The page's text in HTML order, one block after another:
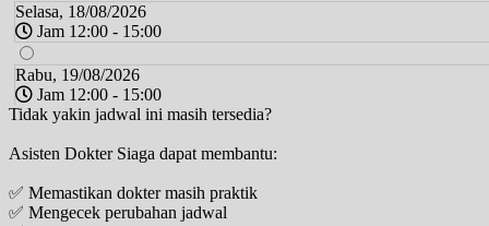
Selasa, 18/08/2026
Jam 12:00 - 15:00
Rabu, 19/08/2026
Jam 12:00 - 15:00
Jam 12:00 - 15:00
Jumat, 21/08/2026
Jam 12:00 - 15:00
Tidak yakin jadwal ini masih tersedia?
Asisten Dokter Siaga dapat membantu:
✅ Memastikan dokter masih praktik
✅ Mengecek perubahan jadwal